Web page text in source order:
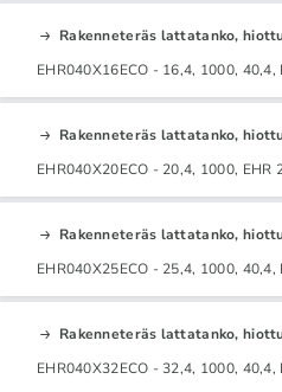
Rakenneteräs lattatanko,
EHR040X16ECO - 16,4, 1000, 40,4,
Rakenneteräs lattatanko,
EHR040X20ECO - 20,4, 1000, EHR
Rakenneteräs lattatanko,
EHR040X25ECO - 25,4, 1000, 40,4,
Rakenneteräs lattatanko,
EHR040X32ECO - 32,4, 1000, 40,4,